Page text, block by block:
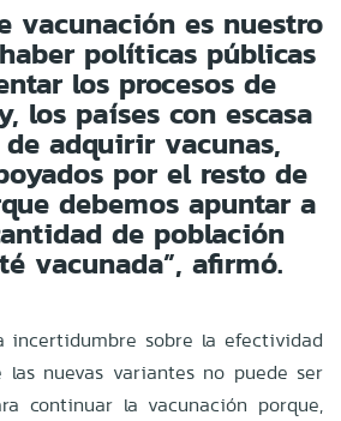
vacunación es nuestro
políticas públicas
los procesos de
los países con escasa
adquirir vacunas,
por el resto de
debemos apuntar a
de población
vacunada”, afirmó.
incertidumbre sobre la efectividad
las nuevas variantes no puede ser
continuar la vacunación porque,